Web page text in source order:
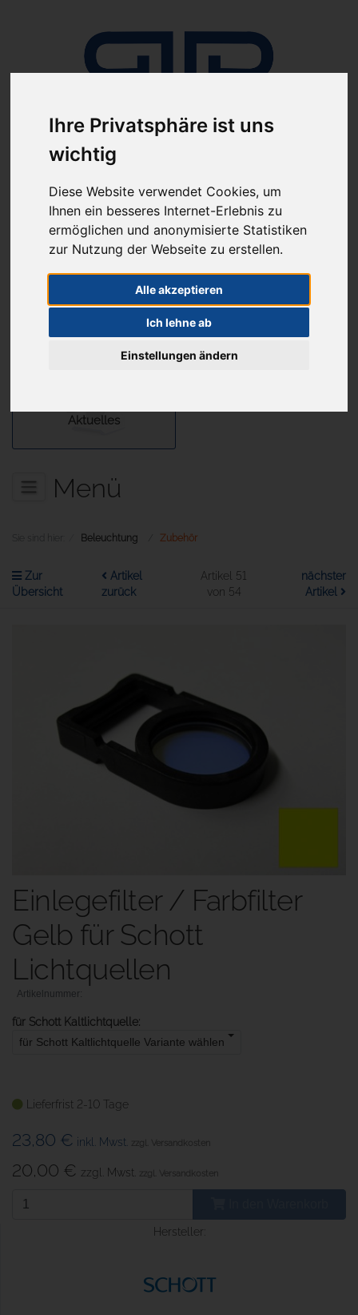
Ihre Privatsphäre ist uns
wichtig
Diese Website verwendet Cookies, um
Ihnen ein besseres Internet-Erlebnis zu
ermöglichen und anonymisierte Statistiken
zur Nutzung der Webseite zu erstellen.
Alle akzeptieren
Ich lehne ab
Einstellungen ändern
ab 100€ versandkostenfrei
(innerhalb Deutschlands)
07641-9360300
Aktuelles
Menü
Sie sind hier: Beleuchtung Zubehör
Zur
Übersicht
Artikel
zurück
Artikel 51
von 54
nächster
Artikel
Einlegefilter / Farbfilter
Gelb für Schott
Lichtquellen
für Schott Kaltlichtquelle:
für Schott Kaltlichtquelle Variante wählen
Lieferfrist 2-10 Tage
23,80 € inkl. Mwst. zzgl. Versandkosten
20,00 € zzgl. Mwst. zzgl. Versandkosten
Hersteller: